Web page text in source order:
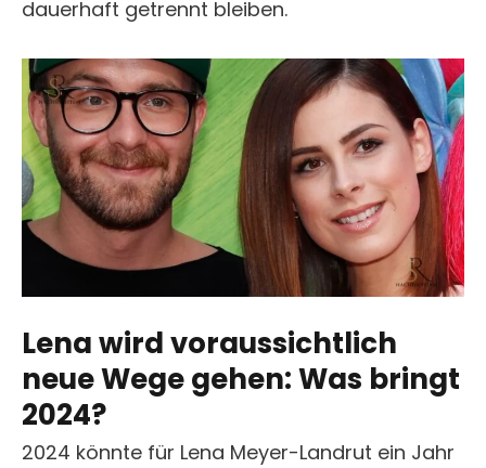
dauerhaft getrennt bleiben.
Lena wird voraussichtlich
neue Wege gehen: Was bringt
2024?
2024 könnte für Lena Meyer-Landrut ein Jahr